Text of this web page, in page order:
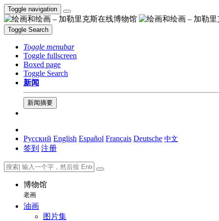
Toggle navigation
Toggle Search
Toggle menubar
Toggle fullscreen
Boxed page
Toggle Search
新闻
新闻摘要
Русский English Español Français Deutsche 中文
签到 注册
博物馆
老画
油画
图片集